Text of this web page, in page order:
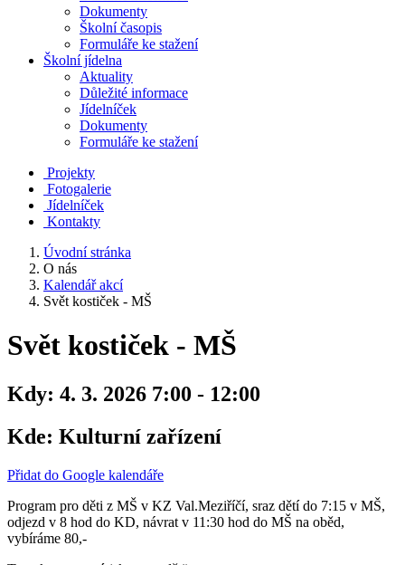
Dokumenty
Školní časopis
Formuláře ke stažení
Školní jídelna
Aktuality
Důležité informace
Jídelníček
Dokumenty
Formuláře ke stažení
Projekty
Fotogalerie
Jídelníček
Kontakty
Úvodní stránka
O nás
Kalendář akcí
Svět kostiček - MŠ
Svět kostiček - MŠ
Kdy: 4. 3. 2026 7:00 - 12:00
Kde: Kulturní zařízení
Přidat do Google kalendáře
Program pro děti z MŠ v KZ Val.Meziříčí, sraz dětí do 7:15 v MŠ,
odjezd v 8 hod do KD, návrat v 11:30 hod do MŠ na oběd,
vybíráme 80,-